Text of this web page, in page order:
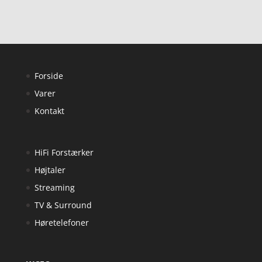
Forside
Varer
Kontakt
HiFi Forstærker
Højtaler
Streaming
TV & Surround
Høretelefoner